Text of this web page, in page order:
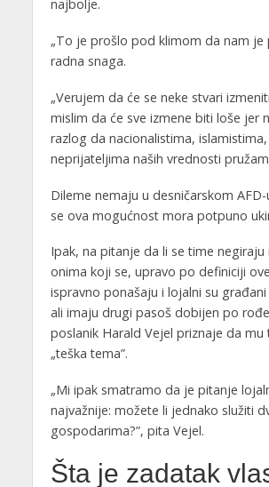
najbolje.
„To je prošlo pod klimom da nam je
radna snaga.
„Verujem da će se neke stvari
mislim da će sve izmene biti loše jer
razlog da nacionalistima, islamistima,
neprijateljima naših vrednosti
Dileme nemaju u desničarskom
se ova mogućnost mora potpuno
Ipak, na pitanje da li se time
onima koji se, upravo po definiciji
ispravno ponašaju i lojalni su
ali imaju drugi pasoš dobijen po
poslanik Harald Vejel priznaje da mu
„teška tema”.
„Mi ipak smatramo da je pitanje
najvažnije: možete li jednako služiti
gospodarima?”, pita Vejel.
Šta je zadatak